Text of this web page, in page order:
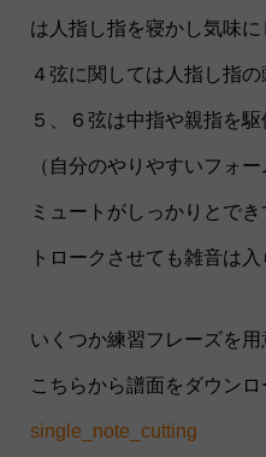
は人指し指を寝かし気味に
４弦に関しては人指し指の
５、６弦は中指や親指を
（自分のやりやすいフォ
ミュートがしっかりとで
トロークさせても雑音は入
いくつか練習フレーズを用
こちらから譜面をダウンロ
single_note_cutting